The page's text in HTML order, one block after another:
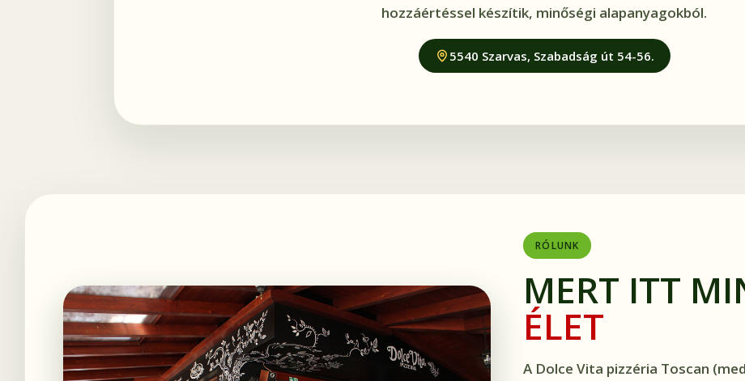
hozzáértéssel készítik, minőségi alapanyagokból.
5540 Szarvas, Szabadság út 54-56.
RÓLUNK
MERT ITT
ÉLET
A Dolce Vita pizzéria Toscan